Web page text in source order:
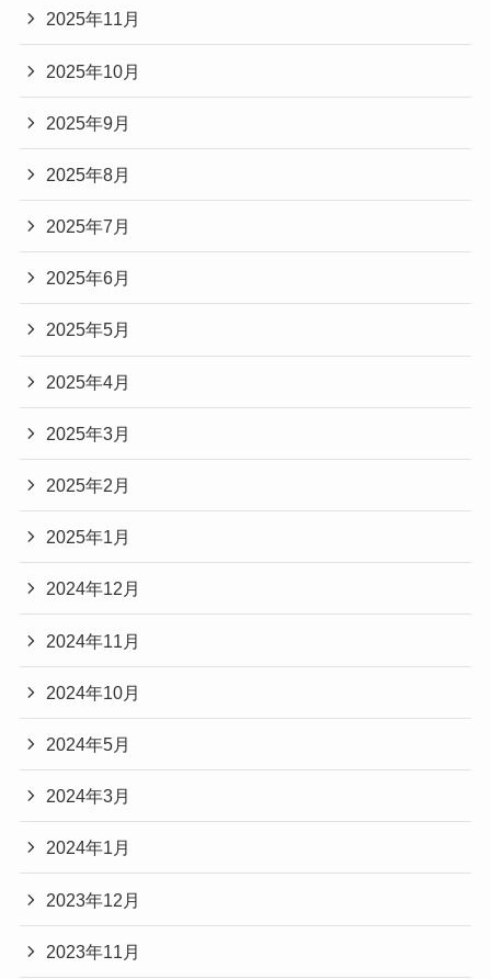
2025年11月
2025年10月
2025年9月
2025年8月
2025年7月
2025年6月
2025年5月
2025年4月
2025年3月
2025年2月
2025年1月
2024年12月
2024年11月
2024年10月
2024年5月
2024年3月
2024年1月
2023年12月
2023年11月